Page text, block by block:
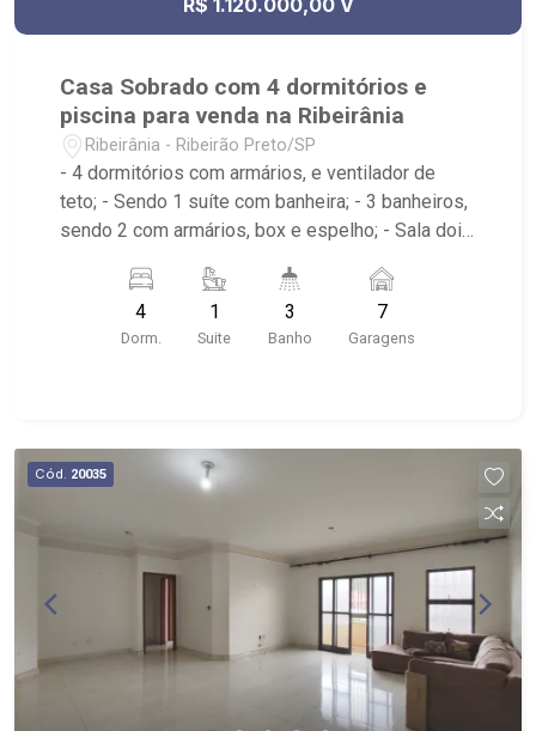
R$ 1.120.000,00 V
Casa Sobrado com 4 dormitórios e
piscina para venda na Ribeirânia
Ribeirânia - Ribeirão Preto/SP
- 4 dormitórios com armários, e ventilador de
teto; - Sendo 1 suíte com banheira; - 3 banheiros,
sendo 2 com armários, box e espelho; - Sala dois
tradicional planejada; - Despensa; - Área de
serviço; - Varanda; - Lavabo; - Piscina com
hidromassagem e prainha; - Aquecimento solar; -
Picanha Restaurante & Chopperia
4
Dorm.
1
Suite
3
Banho
7
Garagens
Cód. 20035